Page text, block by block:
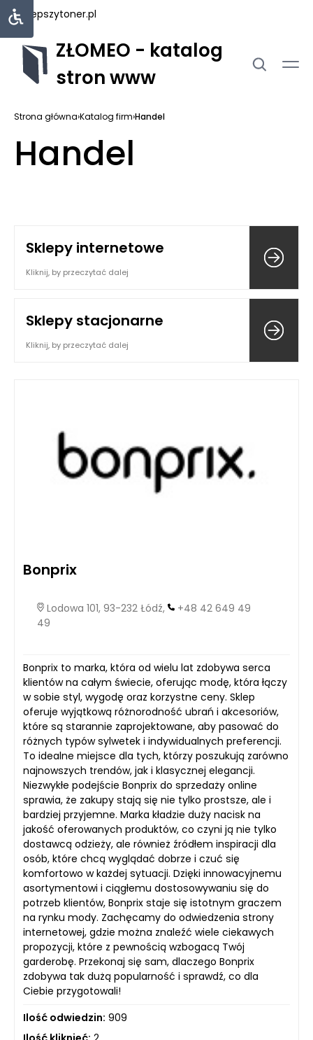
najlepszytoner.pl
ZŁOMEO - katalog
stron www
Strona główna›Katalog firm›Handel
Handel
Sklepy internetowe
Kliknij, by przeczytać dalej
Sklepy stacjonarne
Kliknij, by przeczytać dalej
Bonprix
Lodowa 101, 93-232 Łódź,
+48 42 649 49
49
Bonprix to marka, która od wielu lat zdobywa serca
klientów na całym świecie, oferując modę, która łączy
w sobie styl, wygodę oraz korzystne ceny. Sklep
oferuje wyjątkową różnorodność ubrań i akcesoriów,
które są starannie zaprojektowane, aby pasować do
różnych typów sylwetek i indywidualnych preferencji.
To idealne miejsce dla tych, którzy poszukują zarówno
najnowszych trendów, jak i klasycznej elegancji.
Niezwykłe podejście Bonprix do sprzedaży online
sprawia, że zakupy stają się nie tylko prostsze, ale i
bardziej przyjemne. Marka kładzie duży nacisk na
jakość oferowanych produktów, co czyni ją nie tylko
dostawcą odzieży, ale również źródłem inspiracji dla
osób, które chcą wyglądać dobrze i czuć się
komfortowo w każdej sytuacji. Dzięki innowacyjnemu
asortymentowi i ciągłemu dostosowywaniu się do
potrzeb klientów, Bonprix staje się istotnym graczem
na rynku mody. Zachęcamy do odwiedzenia strony
internetowej, gdzie można znaleźć wiele ciekawych
propozycji, które z pewnością wzbogacą Twój
garderobę. Przekonaj się sam, dlaczego Bonprix
zdobywa tak dużą popularność i sprawdź, co dla
Ciebie przygotowali!
Ilość odwiedzin: 909